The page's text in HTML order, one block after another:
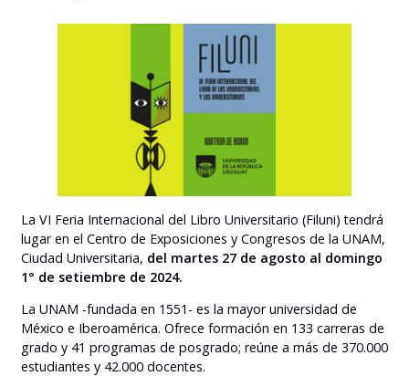
La VI Feria Internacional del Libro Universitario (Filuni) tendrá
lugar en el Centro de Exposiciones y Congresos de la UNAM,
Ciudad Universitaria, del martes 27 de agosto al domingo
1° de setiembre de 2024.
La UNAM -fundada en 1551- es la mayor universidad de
México e Iberoamérica. Ofrece formación en 133 carreras de
grado y 41 programas de posgrado; reúne a más de 370.000
estudiantes y 42.000 docentes.